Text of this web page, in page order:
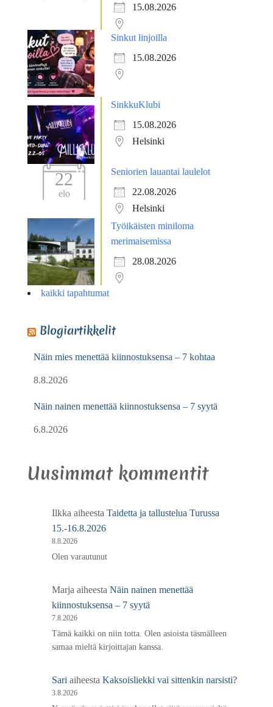
15.08.2026
Sinkut linjoilla
15.08.2026
SinkkuKlubi
15.08.2026
Helsinki
22
elo
Seniorien lauantai laulelot
22.08.2026
Helsinki
Työikäisten miniloma
merimaisemissa
28.08.2026
kaikki tapahtumat
Blogiartikkelit
Näin mies menettää kiinnostuksensa – 7 kohtaa
8.8.2026
Näin nainen menettää kiinnostuksensa – 7 syytä
6.8.2026
Uusimmat kommentit
Ilkka aiheesta Taidetta ja tallustelua Turussa
15.-16.8.2026
8.8.2026
Olen varautunut
Marja aiheesta Näin nainen menettää
kiinnostuksensa – 7 syytä
7.8.2026
Tämä kaikki on niin totta. Olen asioista täsmälleen
samaa mieltä kirjoittajan kanssa.
Sari aiheesta Kaksoisliekki vai sittenkin narsisti?
3.8.2026